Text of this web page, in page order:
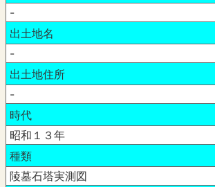
-
出土地名
-
出土地住所
-
時代
昭和１３年
種類
陵墓石塔実測図